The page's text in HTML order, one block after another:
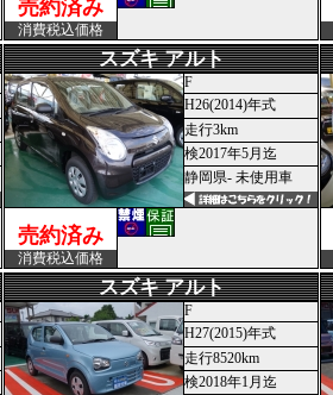
売約済み
消費税込価格
スズキ アルト
F
H26(2014)年式
走行3km
検2017年5月迄
静岡県- 未使用車
売約済み
消費税込価格
スズキ アルト
F
H27(2015)年式
走行8520km
検2018年1月迄